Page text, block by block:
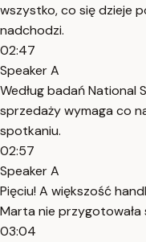
wszystko, co się dzieje
nadchodzi.
02:47
Speaker A
Według badań National
sprzedaży wymaga co
spotkaniu.
02:57
Speaker A
Pięciu! A większość
Marta nie przygotowała
03:04